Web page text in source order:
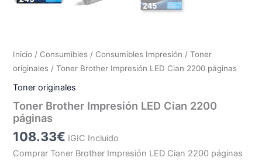
Inicio / Consumibles / Consumibles Impresión /Toner
originales / Toner Brother Impresión LED Cian 2200 páginas
Toner originales
Toner Brother Impresión LED Cian 2200
páginas
108.33€ IGIC Incluido
Comprar Toner Brother Impresión LED Cian 2200 páginas